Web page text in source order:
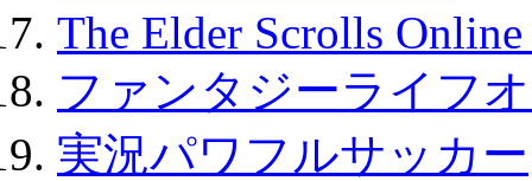
The Elder Scrolls
ファンタジーライフ
実況パワフルサッカー